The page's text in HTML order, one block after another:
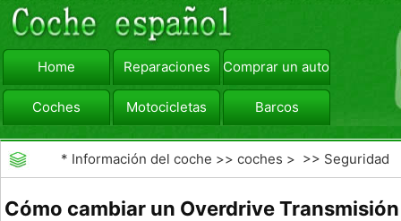
Home Reparaciones Comprar un automóvil
Coches Motocicletas Barcos
viajar Camiones
* Información del coche >>coches > >> Seguridad
Cómo cambiar un Overdrive Transmisión